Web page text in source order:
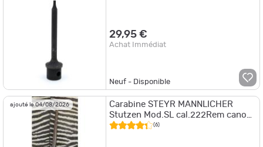
29,95 €
Achat Immédiat
Neuf - Disponible
ajouté le 04/08/2026
Carabine STEYR MANNLICHER
Stutzen Mod.SL cal.222Rem canon
51 cm
(6)